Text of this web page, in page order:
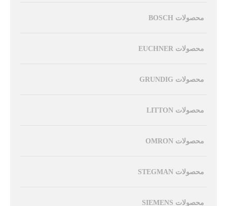
محصولات BOSCH
محصولات EUCHNER
محصولات GRUNDIG
محصولات LITTON
محصولات OMRON
محصولات STEGMAN
محصولات SIEMENS